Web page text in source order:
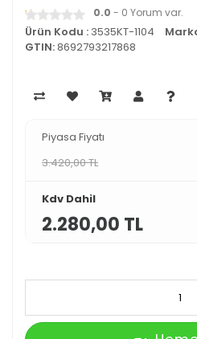
0.0 - 0 Yorum var.
Ürün Kodu : 3535KT-1104
GTIN:8692793217868
Piyasa Fiyatı
3.420,00 TL
Kdv Dahil
2.280,00 TL